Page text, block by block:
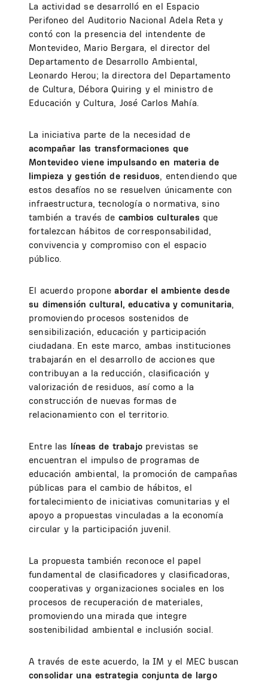
La actividad se desarrolló en el Espacio
Perifoneo del Auditorio Nacional Adela Reta y
contó con la presencia del intendente de
Montevideo, Mario Bergara, el director del
Departamento de Desarrollo Ambiental,
Leonardo Herou; la directora del Departamento
de Cultura, Débora Quiring y el ministro de
Educación y Cultura, José Carlos Mahía.
La iniciativa parte de la necesidad de
acompañar las transformaciones que
Montevideo viene impulsando en materia de
limpieza y gestión de residuos, entendiendo que
estos desafíos no se resuelven únicamente con
infraestructura, tecnología o normativa, sino
también a través de cambios culturales que
fortalezcan hábitos de corresponsabilidad,
convivencia y compromiso con el espacio
público.
El acuerdo proponeabordar el ambiente desde
su dimensión cultural, educativa y comunitaria,
promoviendo procesos sostenidos de
sensibilización, educación y participación
ciudadana. En este marco, ambas instituciones
trabajarán en el desarrollo de acciones que
contribuyan a la reducción, clasificación y
valorización de residuos, así como a la
construcción de nuevas formas de
relacionamiento con el territorio.
Entre las líneas de trabajoprevistas se
encuentran el impulso de programas de
educación ambiental, la promoción de campañas
públicas para el cambio de hábitos, el
fortalecimiento de iniciativas comunitarias y el
apoyo a propuestas vinculadas a la economía
circular y la participación juvenil.
La propuesta también reconoce el papel
fundamental de clasificadores y clasificadoras,
cooperativas y organizaciones sociales en los
procesos de recuperación de materiales,
promoviendo una mirada que integre
sostenibilidad ambiental e inclusión social.
A través de este acuerdo, la IM y el MEC buscan
consolidar una estrategia conjunta de largo